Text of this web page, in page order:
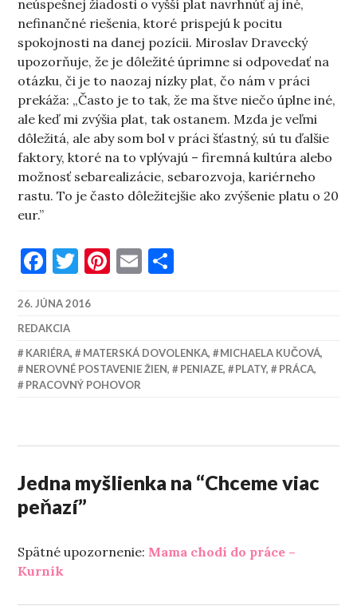
neúspešnej žiadosti o vyšší plat navrhnúť aj iné,
nefinančné riešenia, ktoré prispejú k pocitu
spokojnosti na danej pozícii. Miroslav Dravecký
upozorňuje, že je dôležité úprimne si odpovedať na
otázku, či je to naozaj nízky plat, čo nám v práci
prekáža: „Často je to tak, že ma štve niečo úplne iné,
ale keď mi zvýšia plat, tak ostanem. Mzda je veľmi
dôležitá, ale aby som bol v práci šťastný, sú tu ďalšie
faktory, ktoré na to vplývajú – firemná kultúra alebo
možnosť sebarealizácie, sebarozvoja, kariérneho
rastu. To je často dôležitejšie ako zvýšenie platu o 20
eur.”
Facebook
Twitter
Pinterest
Email
26. JÚNA 2016
REDAKCIA
KARIÉRA, MATERSKÁ DOVOLENKA, MICHAELA KUČOVÁ,
NEROVNÉ POSTAVENIE ŽIEN, PENIAZE, PLATY, PRÁCA,
PRACOVNÝ POHOVOR
Jedna myšlienka na “Chceme viac
peňazí”
Spätné upozornenie: Mama chodí do práce –
Kurník